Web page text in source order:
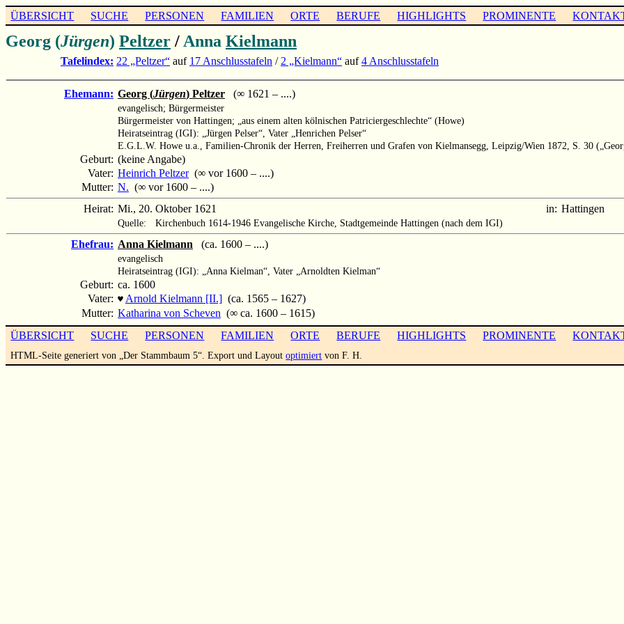
ÜBERSICHT SUCHE PERSONEN FAMILIEN ORTE BERUFE HIGHLIGHTS PROMINENTE
Georg (Jürgen) Peltzer / Anna Kielmann
Tafelindex: 22 „Peltzer“ auf 17 Anschlusstafeln / 2 „Kielmann“ auf4 Anschlusstafeln
Ehemann: Georg (Jürgen) Peltzer (∞ 1621 – ....)
evangelisch; Bürgermeister
Bürgermeister von Hattingen; „aus einem alten kölnischen Patriciergeschlechte“ (Howe)
Heiratseintrag (IGI): „Jürgen Pelser“, Vater „Henrichen Pelser“
E.G.L.W. Howe u.a., Familien-Chronik der Herren, Freiherren und Grafen von Kielmansegg, Leipzig/Wien 1872, S. 30
Geburt: (keine Angabe)
Vater: Heinrich Peltzer(∞ vor 1600 – ....)
Mutter: N. (∞ vor 1600 – ....)
Heirat: Mi., 20. Oktober 1621 in: Hattingen
Quelle: Kirchenbuch 1614-1946 Evangelische Kirche, Stadtgemeinde Hattingen (nach dem IGI)
Ehefrau: Anna Kielmann (ca. 1600 – ....)
evangelisch
Heiratseintrag (IGI): „Anna Kielman“, Vater „Arnoldten Kielman“
Geburt: ca. 1600
Vater: ♥ Arnold Kielmann [II.] (ca. 1565 – 1627)
Mutter: Katharina von Scheven (∞ ca. 1600 – 1615)
ÜBERSICHT
SUCHE PERSONEN FAMILIEN ORTE BERUFE HIGHLIGHTS PROMINENTE
HTML-Seite generiert von „Der Stammbaum 5“. Export und Layoutoptimiert von F. H.